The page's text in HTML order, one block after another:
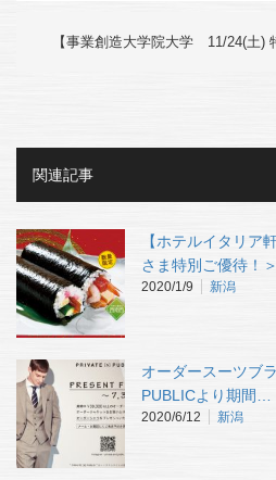
【事業創造大学院大学 11/24(土)
関連記事
【ホテルイタリア
さま特別ご優待！
2020/1/9 新潟
オーダースーツブ
PUBLICより期間…
2020/6/12 新潟